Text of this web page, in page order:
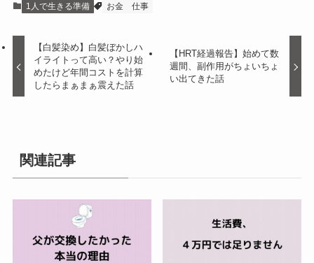
1人で生きる準備 お金 仕事
【白髪染め】白髪ぼかしハ
イライトって高い？やり始
めたけど年間コストを計算
したらまぁまぁ震えた話
【HRT経過報告】始めて数
週間、副作用がちょいちょ
い出てきた話
関連記事